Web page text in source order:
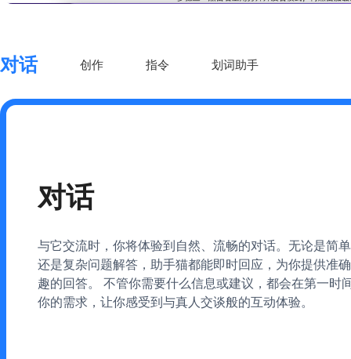
对话 创作 指令 划词助手
对话
与它交流时，你将体验到自然、流畅的对话。无论是简
还是复杂问题解答，助手猫都能即时回应，为你提供准
趣的回答。 不管你需要什么信息或建议，都会在第一时
你的需求，让你感受到与真人交谈般的互动体验。